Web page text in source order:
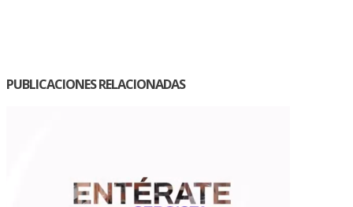
PUBLICACIONES RELACIONADAS